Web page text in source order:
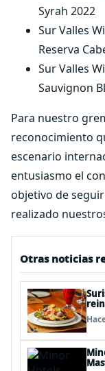
Syrah 2022
Sur Valles
Reserva
Sur Valles
Sauvignon
Para nuestro
reconocimiento
escenario
entusiasmo el
objetivo de
realizado
Otras noticias